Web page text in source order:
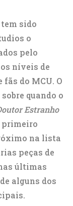
sido
o
​​​​pelo
níveis de
do MCU. O
quando o
Estranho
primeiro
na lista
peças de
últimas
alguns dos